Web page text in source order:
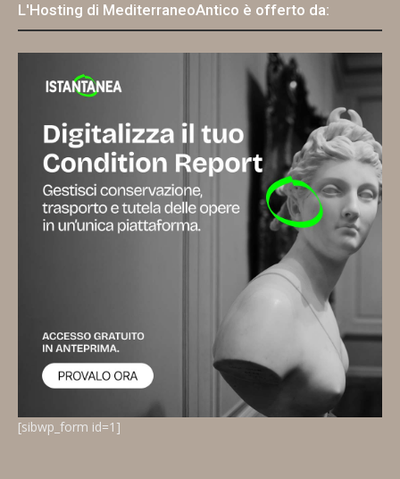
L'Hosting di MediterraneoAntico è offerto da:
[sibwp_form id=1]